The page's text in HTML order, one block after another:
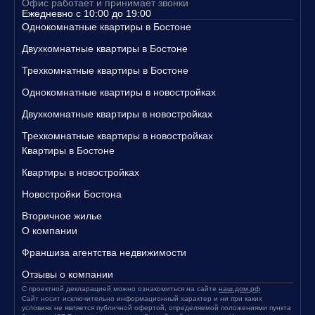
Свяжитесь с нами уже сегодня, чтобы узнать больше о наших п
редложениях и записаться на просмотр квартир!
Офис работает и принимает звонки
Ежедневно с 10:00 до 19:00
Однокомнатные квартиры в Бостоне
Двухкомнатные квартиры в Бостоне
Трехкомнатные квартиры в Бостоне
Однокомнатные квартиры в новостройках
Двухкомнатные квартиры в новостройках
Трехкомнатные квартиры в новостройках
Квартиры в Бостоне
Квартиры в новостройках
Новостройки Бостона
Вторичное жилье
О компании
Франшиза агентства недвижимости
Отзывы о компании
С проектной декларацией можно ознакомиться на сайте наш.дом.рф
Сайт носит исключительно информационный характер и ни при каких
условиях не является публичной офертой, определяемой положениями пункта